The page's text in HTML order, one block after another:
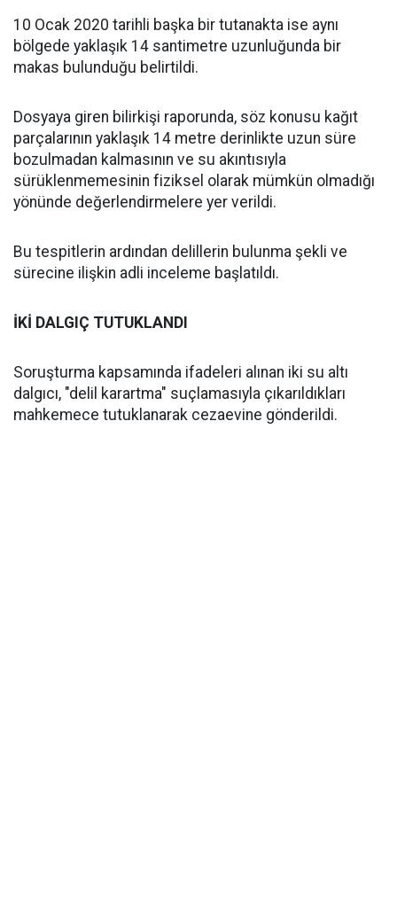
10 Ocak 2020 tarihli başka bir tutanakta ise aynı
bölgede yaklaşık 14 santimetre uzunluğunda bir
makas bulunduğu belirtildi.
Dosyaya giren bilirkişi raporunda, söz konusu kağıt
parçalarının yaklaşık 14 metre derinlikte uzun süre
bozulmadan kalmasının ve su akıntısıyla
sürüklenmemesinin fiziksel olarak mümkün olmadığı
yönünde değerlendirmelere yer verildi.
Bu tespitlerin ardından delillerin bulunma şekli ve
sürecine ilişkin adli inceleme başlatıldı.
İKİ DALGIÇ TUTUKLANDI
Soruşturma kapsamında ifadeleri alınan iki su altı
dalgıcı, "delil karartma" suçlamasıyla çıkarıldıkları
mahkemece tutuklanarak cezaevine gönderildi.